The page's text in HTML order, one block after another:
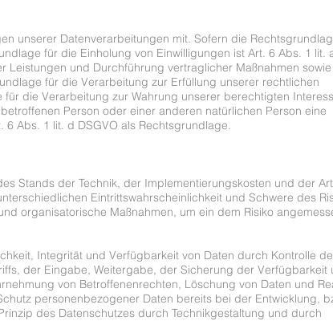
unserer Datenverarbeitungen mit. Sofern die
für die Einholung von Einwilligungen ist Art. 6 Abs. 1 lit.
und Durchführung vertraglicher Maßnahmen sowie
für die Verarbeitung zur Erfüllung unserer rechtlichen
die Verarbeitung zur Wahrung unserer berechtigten
Person oder einer anderen natürlichen Person eine
Abs. 1 lit. d DSGVO als Rechtsgrundlage.
Stands der Technik, der Implementierungskosten und der
Eintrittswahrscheinlichkeit und Schwere des
organisatorische Maßnahmen, um ein dem Risiko
Integrität und Verfügbarkeit von Daten durch Kontrolle
der Eingabe, Weitergabe, der Sicherung der Verfügbarkeit
von Betroffenenrechten, Löschung von Daten und
personenbezogener Daten bereits bei der Entwicklung,
des Datenschutzes durch Technikgestaltung und durch